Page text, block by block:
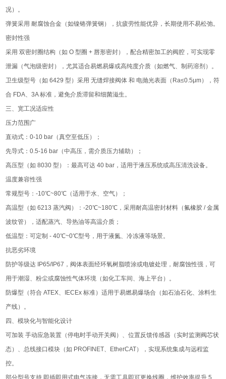
况）。
弹簧采用 耐腐蚀合金（如镍铬弹簧钢），抗疲劳性能优异，长期使用不易松弛。
密封性强
采用 双密封圈结构（如 O 型圈 + 唇形密封），配合精密加工的阀腔，可实现零
泄漏（气泡级密封），尤其适合易燃易爆或高纯度介质（如燃气、制药溶剂）。
卫生级型号（如 6429 型）采用 无缝焊接阀体 和 电抛光表面（Ra≤0.5μm），符
合 FDA、3A 标准，避免介质滞留和细菌滋生。
三、宽工况适应性
压力范围广
直动式：0-10 bar（真空至低压）；
先导式：0.5-16 bar（中高压，需介质压力辅助）；
高压型（如 8030 型）：最高可达 40 bar，适用于液压系统或高压清洗设备。
温度兼容性强
常规型号：-10℃~80℃（适用于水、空气）；
高温型（如 6213 蒸汽阀）：-20℃~180℃，采用耐高温密封材料（氟橡胶 / 金属
波纹管），适配蒸汽、导热油等高温介质；
低温型：可定制 - 40℃~0℃型号，用于液氮、冷冻液等场景。
抗恶劣环境
防护等级达 IP65/IP67，阀体表面经环氧树脂喷涂或电镀处理，耐腐蚀性强，可
用于潮湿、粉尘或腐蚀性气体环境（如化工车间、海上平台）。
防爆型（符合 ATEX、IECEx 标准）适用于易燃易爆场合（如石油石化、涂料生
产线）。
四、模块化与智能化设计
可加装 手动应急装置（停电时手动开关阀）、位置反馈传感器（实时监测阀芯状
态）、总线接口模块（如 PROFINET、EtherCAT），实现系统集成与远程监
控。
部分型号支持 即插即用式电气连接，无需工具即可更换线圈，维护效率提升 5